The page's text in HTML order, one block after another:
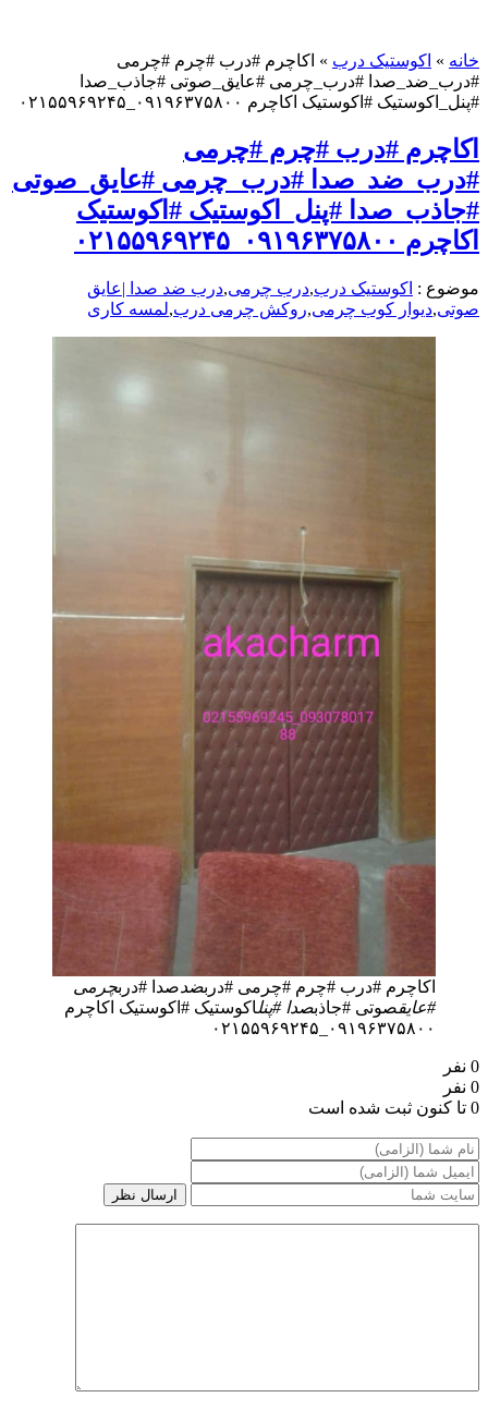
خانه » اکوستیک درب » اکاچرم #درب #چرم #چرمی
#درب_ضد_صدا #درب_چرمی #عایق_صوتی #جاذب_صدا
#پنل_اکوستیک #اکوستیک اکاچرم ۰۹۱۹۶۳۷۵۸۰۰_۰۲۱۵۵۹۶۹۲۴۵
اکاچرم #درب #چرم #چرمی
#درب_ضد_صدا #درب_چرمی #عایق_صوتی
#جاذب_صدا #پنل_اکوستیک #اکوستیک
اکاچرم ۰۹۱۹۶۳۷۵۸۰۰_۰۲۱۵۵۹۶۹۲۴۵
موضوع : اکوستیک درب,درب چرمی,درب ضد صدا |عایق
صوتی,دیوار کوب چرمی,روکش چرمی درب,لمسه کاری
اکاچرم #درب #چرم #چرمی #دربضدصدا #دربچرمی
#عایقصوتی #جاذبصدا #پنلاکوستیک #اکوستیک اکاچرم
۰۹۱۹۶۳۷۵۸۰۰_۰۲۱۵۵۹۶۹۲۴۵
0 نفر
0 نفر
0 تا کنون ثبت شده است